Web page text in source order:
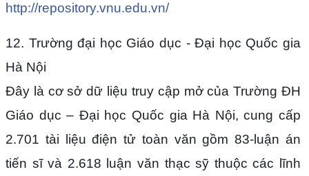
http://repository.vnu.edu.vn/
12. Trường đại học Giáo dục - Đại học Quốc gia
Hà Nội
Đây là cơ sở dữ liệu truy cập mở của Trường ĐH
Giáo dục – Đại học Quốc gia Hà Nội, cung cấp
2.701 tài liệu điện tử toàn văn gồm 83-luận án
tiến sĩ và 2.618 luận văn thạc sỹ thuộc các lĩnh